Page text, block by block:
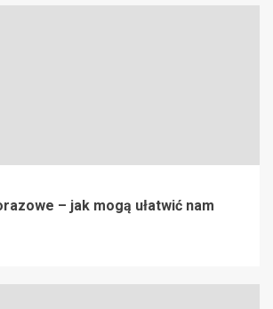
– jak mogą ułatwić nam